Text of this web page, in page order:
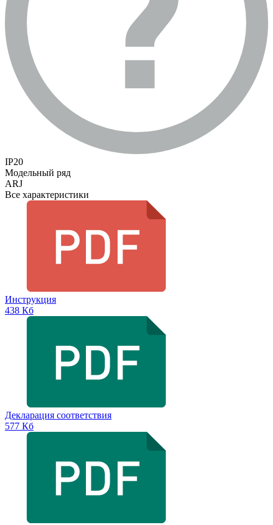
IP20
Модельный ряд
ARJ
Все характеристики
Инструкция
438 Кб
Декларация соответствия
577 Кб